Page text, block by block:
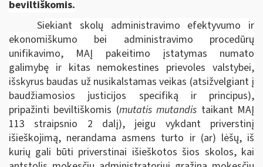
beviltiškomis.
Siekiant skolų administravimo efektyvumo ir
ekonomiškumo bei administravimo procedūrų
unifikavimo, MAĮ pakeitimo įstatymas numato
galimybę ir kitas nemokestines prievoles valstybei,
išskyrus baudas už nusikalstamas veikas (atsižvelgiant į
baudžiamosios justicijos specifiką ir principus),
pripažinti beviltiškomis (mutatis mutandis taikant MAĮ
113 straipsnio 2 dalį), jeigu vykdant priverstinį
išieškojimą, nerandama asmens turto ir (ar) lėšų, iš
kurių gali būti priverstinai išieškotos šios skolos, kai